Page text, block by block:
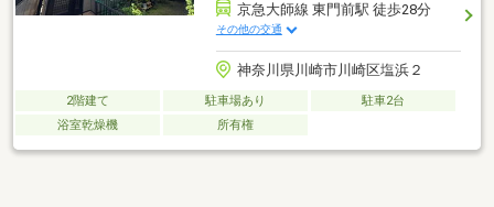
京急大師線 東門前駅 徒歩28分
その他の交通
神奈川県川崎市川崎区塩浜２
2階建て 駐車場あり
駐車2台
浴室乾燥機
所有権